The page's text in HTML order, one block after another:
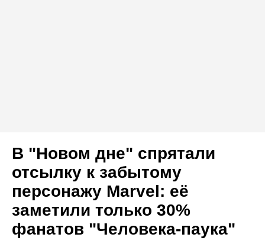
В "Новом дне" спрятали
отсылку к забытому
персонажу Marvel: её
заметили только 30%
фанатов "Человека-паука"